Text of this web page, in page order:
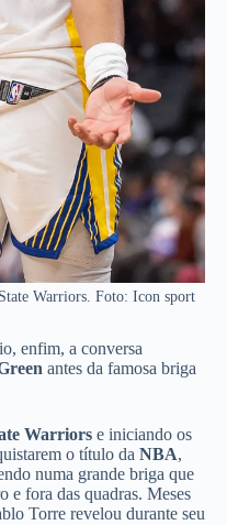
Warriors. Foto: Icon sport
enfim, a conversa
antes da famosa briga
Warriors e iniciando os
o título da NBA,
numa grande briga que
e fora das quadras. Meses
Torre revelou durante seu